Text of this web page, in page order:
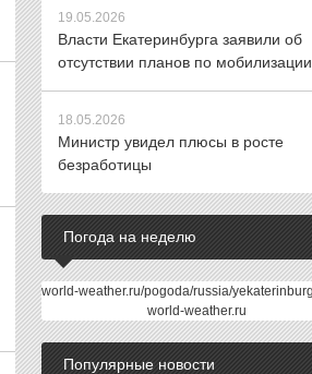
19.05.2026
Власти Екатеринбурга заявили об
отсутствии планов по мобилизации
18.05.2026
Министр увидел плюсы в росте
безработицы
Погода на неделю
world-weather.ru
Популярные новости